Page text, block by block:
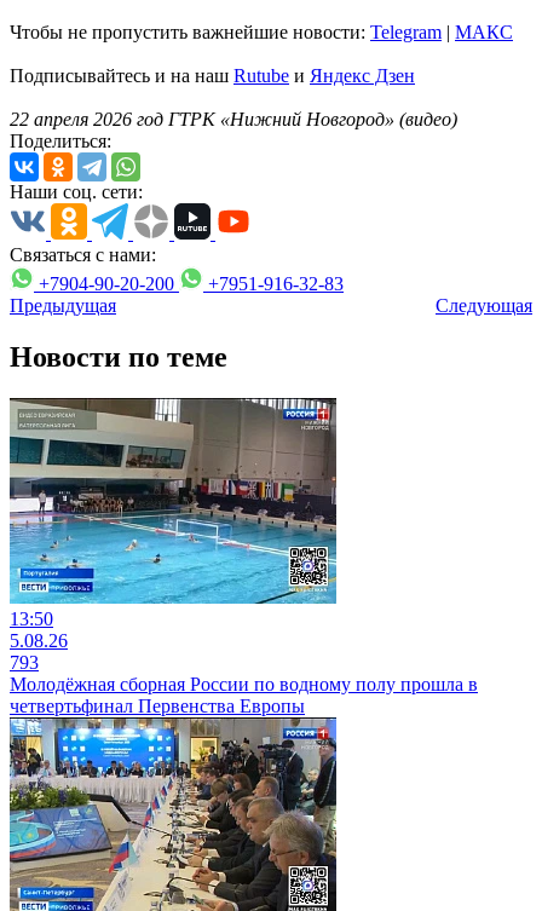
Чтобы не пропустить важнейшие новости: Telegram | MAКС
Подписывайтесь и на наш Rutube и Яндекс Дзен
22 апреля 2026 год ГТРК «Нижний Новгород» (видео)
Поделиться:
Наши соц. сети:
Связаться с нами:
+7904-90-20-200
+7951-916-32-83
Предыдущая
Следующая
Новости по теме
13:50
5.08.26
793
Молодёжная сборная России по водному полу прошла в
четвертьфинал Первенства Европы